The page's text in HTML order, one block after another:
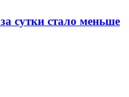
сутки стало меньше